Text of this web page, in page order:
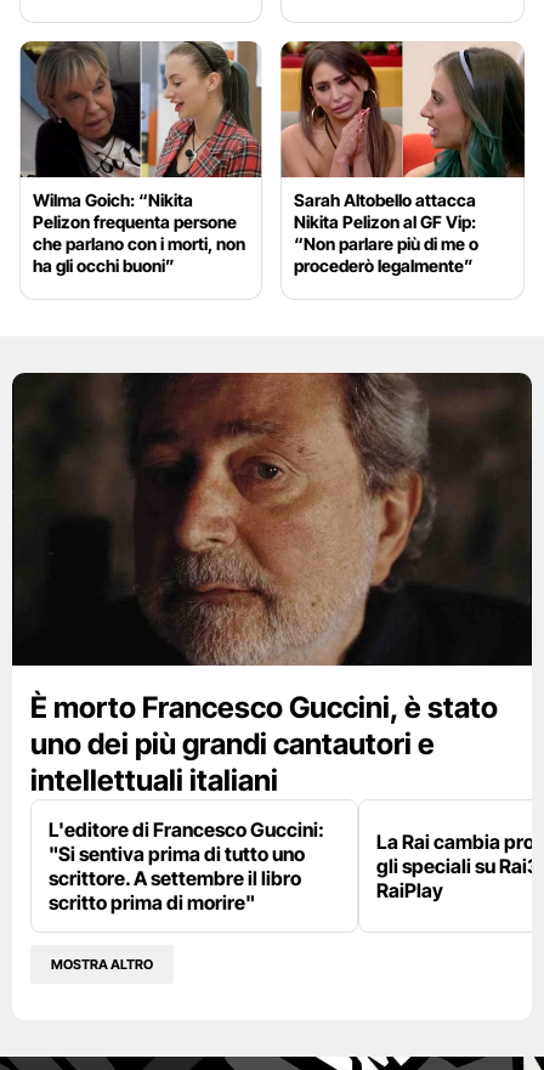
Wilma Goich: “Nikita
Pelizon frequenta persone
che parlano con i morti, non
ha gli occhi buoni”
Sarah Altobello attacca
Nikita Pelizon al GF Vip:
“Non parlare più di me o
procederò legalmente”
È morto Francesco Guccini, è stato
uno dei più grandi cantautori e
intellettuali italiani
L'editore di Francesco Guccini:
"Si sentiva prima di tutto uno
scrittore. A settembre il libro
scritto prima di morire"
La Rai cambia
gli speciali su
RaiPlay
MOSTRA ALTRO